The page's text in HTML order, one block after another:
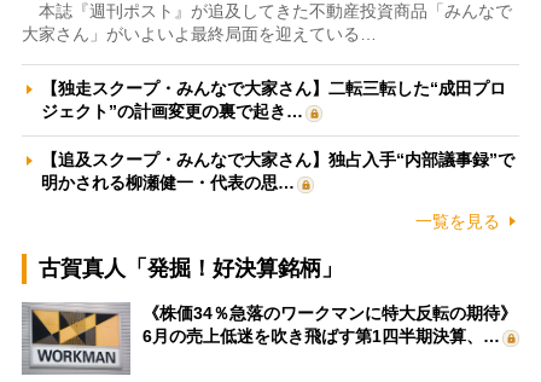
本誌『週刊ポスト』が追及してきた不動産投資商品「みんなで
大家さん」がいよいよ最終局面を迎えている…
【独走スクープ・みんなで大家さん】二転三転した“成田プロ
ジェクト”の計画変更の裏で起き…
【追及スクープ・みんなで大家さん】独占入手“内部議事録”で
明かされる柳瀬健一・代表の思…
一覧を見る
古賀真人「発掘！好決算銘柄」
《株価34％急落のワークマンに特大反転の期待》
6月の売上低迷を吹き飛ばす第1四半期決算、…